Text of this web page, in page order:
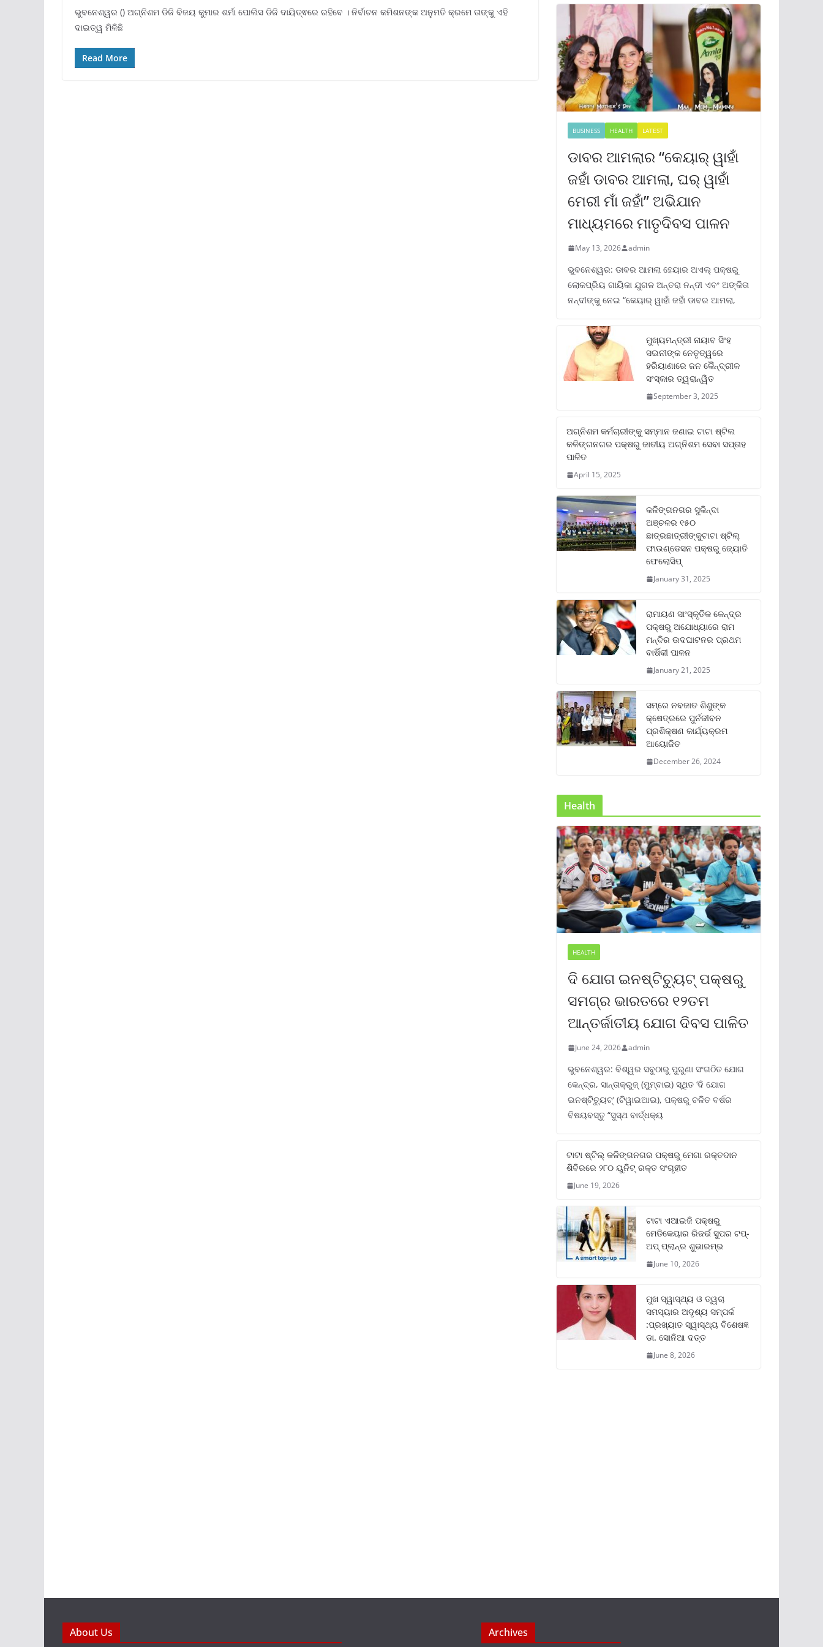
ଭୁବନେଶ୍ୱର () ଅଗ୍ନିଶମ ଡିଜି ବିଜୟ କୁମାର ଶର୍ମା ପୋଲିସ ଡିଜି ଦାୟିତ୍ଵରେ ରହିବେ । ନିର୍ବାଚନ କମିଶନଙ୍କ ଅନୁମତି କ୍ରମେ ତାଙ୍କୁ ଏହି
ଦାଇତ୍ୱ ମିଳିଛି
Read More
BUSINESS HEALTH LATEST
ଡାବର ଆମଲାର “କେୟାର୍ ୱାହାଁ
ଜହାଁ ଡାବର ଆମଲା, ଘର୍ ୱାହାଁ
ମେରୀ ମାଁ ଜହାଁ” ଅଭିଯାନ
ମାଧ୍ୟମରେ ମାତୃଦିବସ ପାଳନ
May 13, 2026 admin
ଭୁବନେଶ୍ୱର: ଡାବର ଆମଲା ହେୟାର ଅଏଲ୍ ପକ୍ଷରୁ
ଲୋକପ୍ରିୟ ଗାୟିକା ଯୁଗଳ ଅନ୍ତରା ନନ୍ଦୀ ଏବଂ ଅଙ୍କିତା
ନନ୍ଦୀଙ୍କୁ ନେଇ “କେୟାର୍ ୱାହାଁ ଜହାଁ ଡାବର ଆମଲା,
ମୁଖ୍ୟମନ୍ତ୍ରୀ ନାୟାବ ସିଂହ
ସଇନୀଙ୍କ ନେତୃତ୍ୱରେ
ହରିୟାଣାରେ ଜନ କୈନ୍ଦ୍ରୀକ
ସଂସ୍କାର ତ୍ୱରାନ୍ୱିତ
September 3, 2025
ଅଗ୍ନିଶମ କର୍ମଚାରୀଙ୍କୁ ସମ୍ମାନ ଜଣାଇ ଟାଟା ଷ୍ଟିଲ
କଳିଙ୍ଗନଗର ପକ୍ଷରୁ ଜାତୀୟ ଅଗ୍ନିଶମ ସେବା ସପ୍ତାହ
ପାଳିତ
April 15, 2025
କଳିଙ୍ଗନଗର ସୁକିନ୍ଦା
ଅଞ୍ଚଳର ୧୫୦
ଛାତ୍ରଛାତ୍ରୀଙ୍କୁଟାଟା ଷ୍ଟିଲ୍
ଫାଉଣ୍ଡେସନ ପକ୍ଷରୁ ଜ୍ୟୋତି
ଫେଲୋସିପ୍‌
January 31, 2025
ରାମାୟଣ ସାଂସ୍କୃତିକ କେନ୍ଦ୍ର
ପକ୍ଷରୁ ଅଯୋଧ୍ୟାରେ ରାମ
ମନ୍ଦିର ଉଦଘାଟନର ପ୍ରଥମ
ବାର୍ଷିକୀ ପାଳନ
January 21, 2025
ସମ୍‌ରେ ନବଜାତ ଶିଶୁଙ୍କ
କ୍ଷେତ୍ରରେ ପୁର୍ନଜୀବନ
ପ୍ରଶିକ୍ଷଣ କାର୍ଯ୍ୟକ୍ରମ
ଆୟୋଜିତ
December 26, 2024
Health
HEALTH
ଦି ଯୋଗ ଇନଷ୍ଟିଚ୍ୟୁଟ୍ ପକ୍ଷରୁ
ସମଗ୍ର ଭାରତରେ ୧୨ତମ
ଆନ୍ତର୍ଜାତୀୟ ଯୋଗ ଦିବସ ପାଳିତ
June 24, 2026 admin
ଭୁବନେଶ୍ୱର: ବିଶ୍ୱର ସବୁଠାରୁ ପୁରୁଣା ସଂଗଠିତ ଯୋଗ
କେନ୍ଦ୍ର, ସାନ୍ତାକ୍ରୁଜ୍ (ମୁମ୍ବାଇ) ସ୍ଥିତ ‘ଦି ଯୋଗ
ଇନଷ୍ଟିଚ୍ୟୁଟ୍‌’ (ଟିୱାଇଆଇ), ପକ୍ଷରୁ ଚଳିତ ବର୍ଷର
ବିଷୟବସ୍ତୁ “ସୁସ୍ଥ ବାର୍ଦ୍ଧକ୍ୟ
ଟାଟା ଷ୍ଟିଲ୍‌ କଳିଙ୍ଗନଗର ପକ୍ଷରୁ ମେଗା ରକ୍ତଦାନ
ଶିବିରରେ ୨୮୦ ୟୁନିଟ୍‌ ରକ୍ତ ସଂଗୃହୀତ
June 19, 2026
ଟାଟା ଏଆଇଜି ପକ୍ଷରୁ
ମେଡିକେୟାର ରିଜର୍ଭ ସୁପର ଟପ୍‌-
ଅପ୍ ପ୍ଲାନ୍‌ର ଶୁଭାରମ୍ଭ
June 10, 2026
ମୁଖ ସ୍ୱାସ୍ଥ୍ୟ ଓ ତ୍ୱଚା
ସମସ୍ୟାର ଅଦୃଶ୍ୟ ସମ୍ପର୍କ
:ପ୍ରଖ୍ୟାତ ସ୍ୱାସ୍ଥ୍ୟ ବିଶେଷଜ୍ଞ
ଡା. ସୋନିଆ ଦତ୍ତ
June 8, 2026
About Us Archives